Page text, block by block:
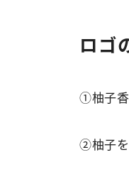
ロゴ
①柚子香
②柚子を